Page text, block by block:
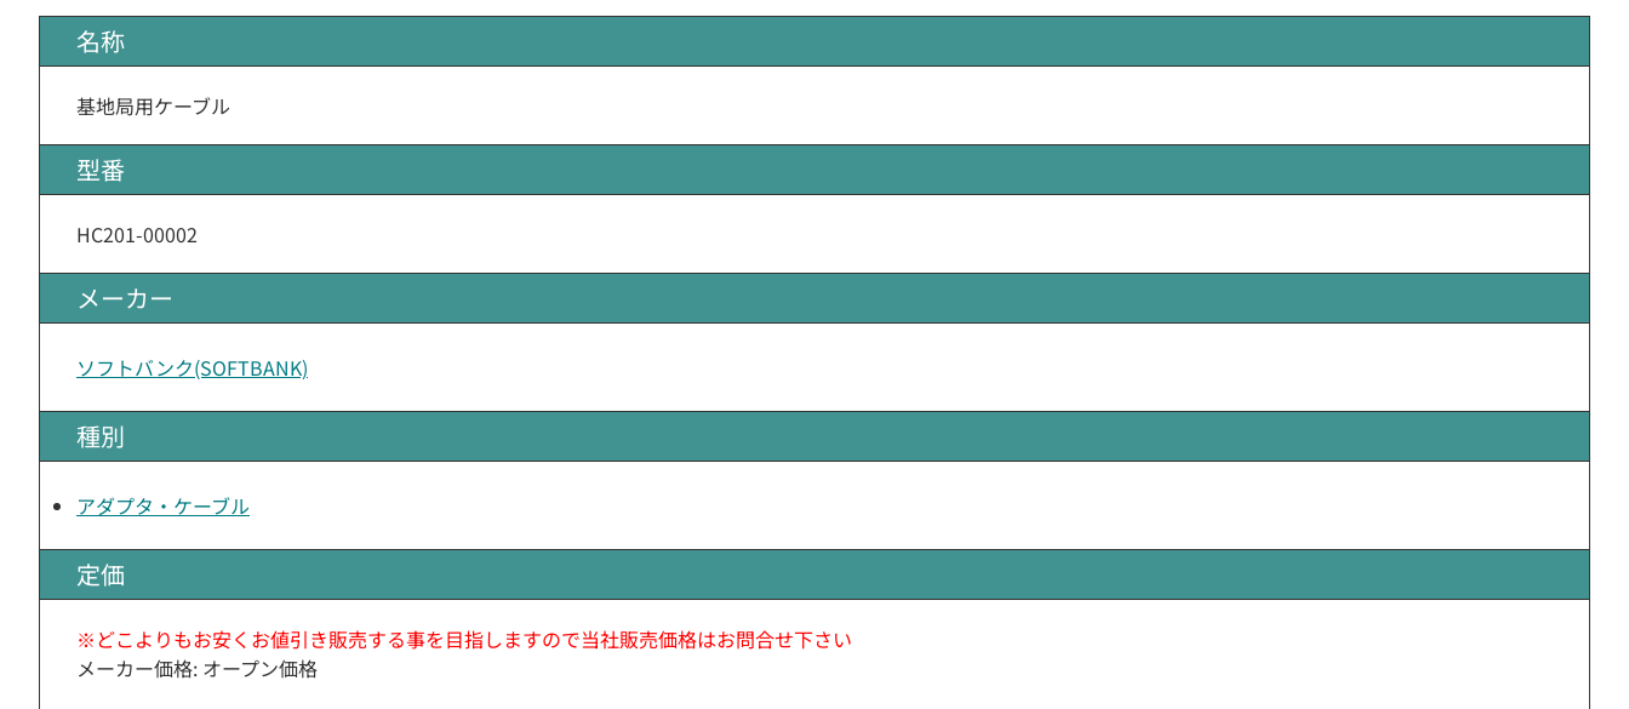
名称
基地局用ケーブル
型番
HC201-00002
メーカー
ソフトバンク(SOFTBANK)
種別
アダプタ・ケーブル
定価
※どこよりもお安くお値引き販売する事を目指しますので当社販売価格はお問合せ下さい
メーカー価格: オープン価格